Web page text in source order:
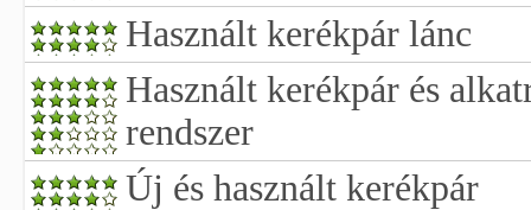
Használt kerékpár lánc
Használt kerékpár és
rendszer
Új és használt kerékpár